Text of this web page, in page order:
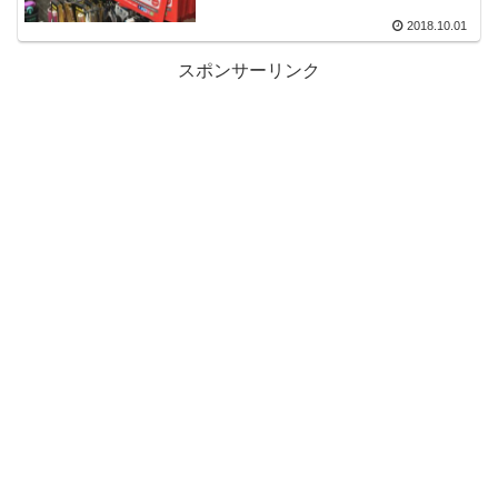
2018.10.01
スポンサーリンク